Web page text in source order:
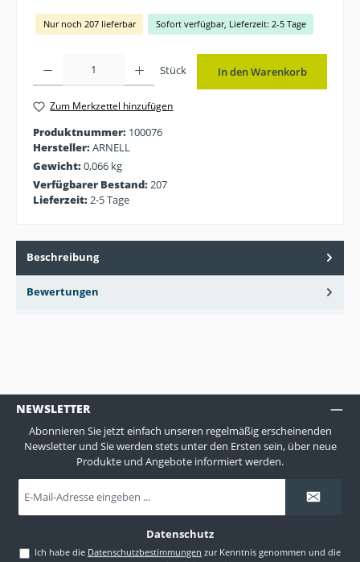
Nur noch 207 lieferbar Sofort verfügbar, Lieferzeit: 2-5 Tage
Stück In den Warenkorb
Zum Merkzettel hinzufügen
Produktnummer: 100076
Hersteller:ARNELL
Gewicht:0,066 kg
Verfügbarer Bestand:207
Lieferzeit:2-5 Tage
Beschreibung
Bewertungen
NEWSLETTER
Abonnieren Sie jetzt einfach unseren regelmäßig erscheinenden
Newsletter und Sie werden stets unter den Ersten sein, über neue
Produkte und Angebote informiert werden.
Mail-
Adresse
Datenschutz
Ich habe die Datenschutzbestimmungen
zur Kenntnis genommen und die